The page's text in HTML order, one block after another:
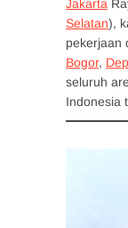
Jakarta
Selatan),
pekerjaan
Bogor,
seluruh
Indonesia